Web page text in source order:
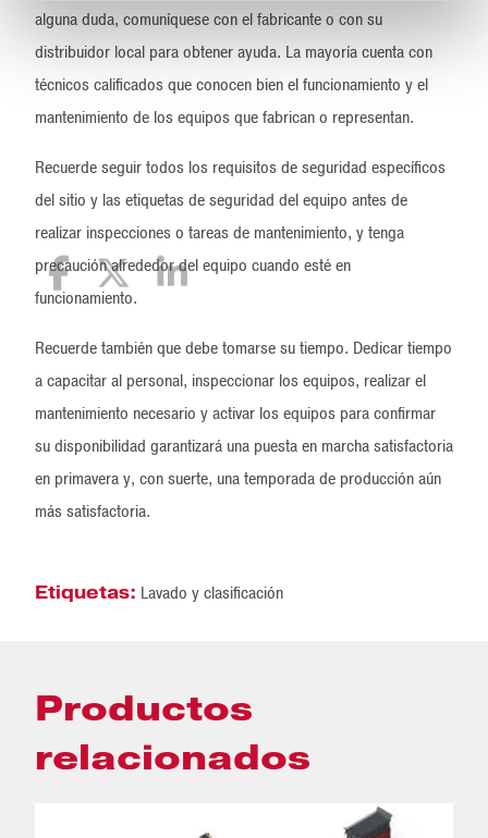
alguna duda, comuníquese con el fabricante o con su
distribuidor local para obtener ayuda. La mayoría cuenta con
técnicos calificados que conocen bien el funcionamiento y el
mantenimiento de los equipos que fabrican o representan.
Recuerde seguir todos los requisitos de seguridad específicos
del sitio y las etiquetas de seguridad del equipo antes de
realizar inspecciones o tareas de mantenimiento, y tenga
precaución alrededor del equipo cuando esté en
funcionamiento.
Recuerde también que debe tomarse su tiempo. Dedicar tiempo
a capacitar al personal, inspeccionar los equipos, realizar el
mantenimiento necesario y activar los equipos para confirmar
su disponibilidad garantizará una puesta en marcha satisfactoria
en primavera y, con suerte, una temporada de producción aún
más satisfactoria.
Etiquetas: Lavado y clasificación
Productos
relacionados